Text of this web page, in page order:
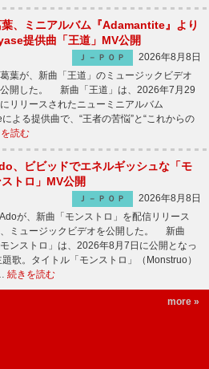
、ミニアルバム『Adamantite』より
提供曲「王道」MV公開
Ｊ－ＰＯＰ
2026年8月8日
葉が、新曲「王道」のミュージックビデオ
開した。 新曲「王道」は、2026年7月29
リリースされたニューミニアルバム
よる提供曲で、“王者の苦悩”と“これからの
読む
、ビビッドでエネルギッシュな「モ
ストロ」MV公開
Ｊ－ＰＯＰ
2026年8月8日
が、新曲「モンストロ」を配信リリース
、ミュージックビデオを公開した。 新曲
モンストロ」は、2026年8月7日に公開となっ
歌。タイトル「モンストロ」（Monstruo）
続きを読む
more »